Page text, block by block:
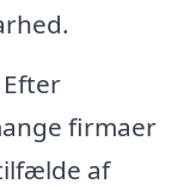
Efter
firmaer
af